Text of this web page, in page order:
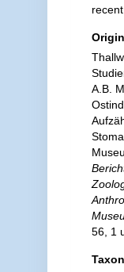
A.B.
56, 1